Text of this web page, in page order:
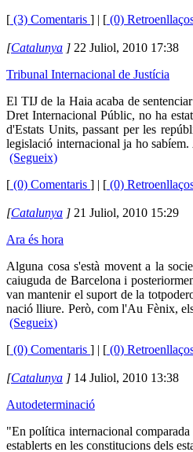
[ (3) Comentaris ] | [ (0)
[Catalunya ] 22 Juliol, 2010 17:38
Tribunal Internacional de Justícia
El TIJ de la Haia acaba de
Dret Internacional Públic, no ha
d'Estats Units, passant per les
legislació internacional ja ho
(Segueix)
[ (0) Comentaris ] | [ (0)
[Catalunya ] 21 Juliol, 2010 15:29
Ara és hora
Alguna cosa s'està movent a la
caiuguda de Barcelona i
van mantenir el suport de la
nació lliure. Però, com l'Au Fènix,
(Segueix)
[ (0) Comentaris ] | [ (0)
[Catalunya ] 14 Juliol, 2010 13:38
Autodeterminació
"En política internacional comparada
establerts en les constitucions dels